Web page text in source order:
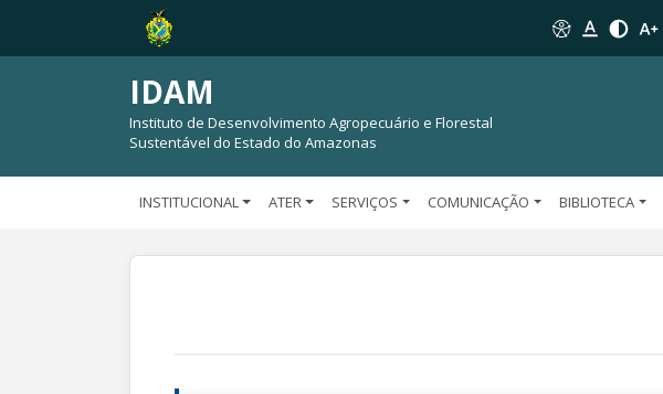
IDAM
Instituto de Desenvolvimento Agropecuário e Florestal
Sustentável do Estado do Amazonas
INSTITUCIONAL ATER SERVIÇOS COMUNICAÇÃO BIBLIOTECA